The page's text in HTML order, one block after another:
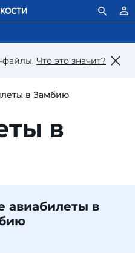
файлы. Что это значит?
в Замбию
в
авиабилеты в